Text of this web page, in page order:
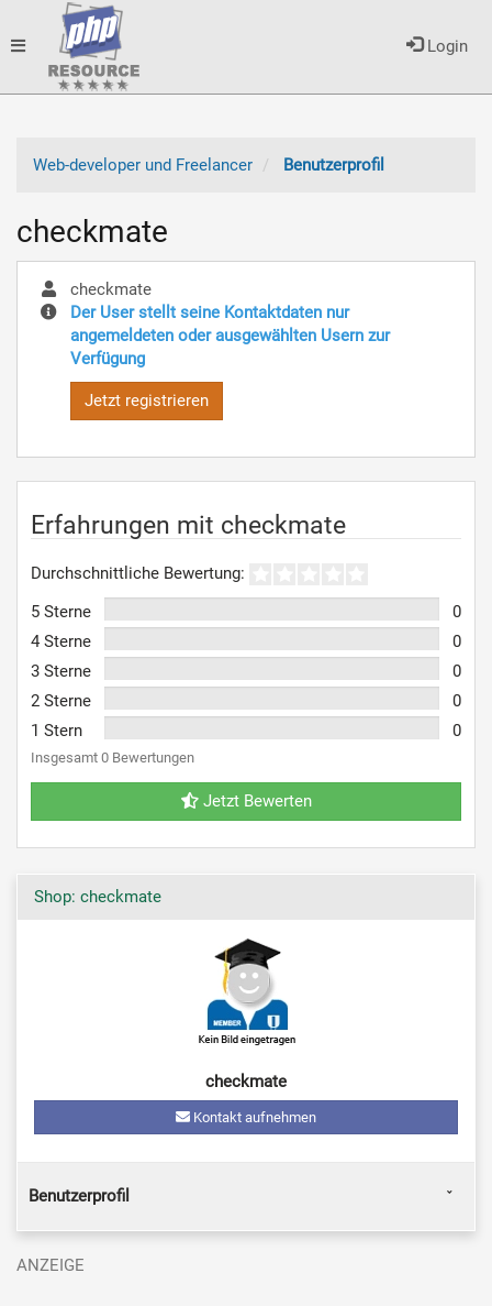
Login
Toggle
Web-developer und Freelancer
Benutzerprofil
checkmate
checkmate
Der User stellt seine Kontaktdaten nur
angemeldeten oder ausgewählten Usern zur
Verfügung
Jetzt registrieren
Erfahrungen mit checkmate
Durchschnittliche Bewertung:
5 Sterne
0
4 Sterne
0
3 Sterne
0
2 Sterne
0
1 Stern
0
Insgesamt 0 Bewertungen
Jetzt Bewerten
Shop: checkmate
checkmate
Kontakt aufnehmen
Benutzerprofil